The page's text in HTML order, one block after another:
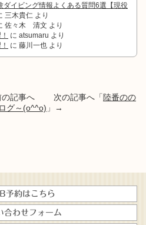
ダイビング情報よくある質問6選【現役
三木貴仁 より
佐々木 清文 より
に atsumaru より
に 藤川一也 より
の記事へ 次の記事へ「陸番のの
グ～(o^^o) 」→
予約はこちら
合わせフォーム